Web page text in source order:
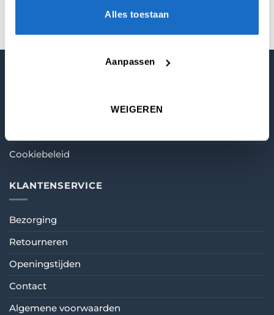
Alles toestaan
Aanpassen
WEIGEREN
Cookiebeleid
KLANTENSERVICE
Bezorging
Retourneren
Openingstijden
Contact
Algemene voorwaarden